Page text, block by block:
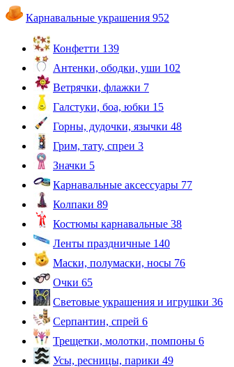
Карнавальные украшения 952
Конфетти 139
Антенки, ободки, уши 102
Ветрячки, флажки 7
Галстуки, боа, юбки 15
Горны, дудочки, язычки 48
Грим, тату, спреи 3
Значки 5
Карнавальные аксессуары 77
Колпаки 89
Костюмы карнавальные 38
Ленты праздничные 140
Маски, полумаски, носы 76
Очки 65
Световые украшения и игрушки 36
Серпантин, спрей 6
Трещетки, молотки, помпоны 6
Усы, ресницы, парики 49